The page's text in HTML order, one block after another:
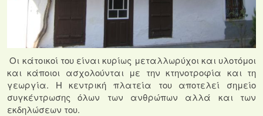
Οι κάτοικοί του είναι κυρίως μεταλλωρύχοι και υλοτόμοι
και κάποιοι ασχολούνται με την κτηνοτροφία και τη
γεωργία. Η κεντρική πλατεία του αποτελεί σημείο
συγκέντρωσης όλων των ανθρώπων αλλά και των
εκδηλώσεων του.